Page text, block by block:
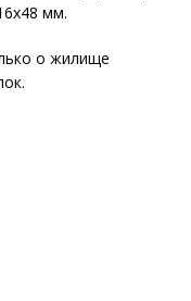
мм.
о жилище